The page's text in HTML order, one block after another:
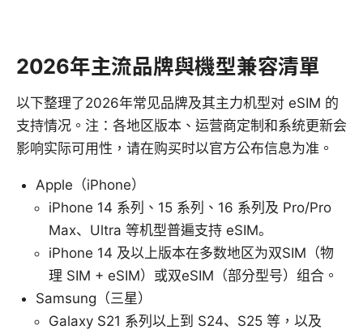
2026年主流品牌與機型兼容清單
以下整理了2026年常见品牌及其主力机型对 eSIM 的
支持情况。注：各地区版本、运营商定制和系统更新会
影响实际可用性，请在购买时以官方公布信息为准。
Apple（iPhone）
iPhone 14 系列、15 系列、16 系列及 Pro/Pro
Max、Ultra 等机型普遍支持 eSIM。
iPhone 14 及以上版本在多数地区为双SIM（物
理 SIM + eSIM）或双eSIM（部分型号）组合。
Samsung（三星）
Galaxy S21 系列以上到 S24、S25 等，以及